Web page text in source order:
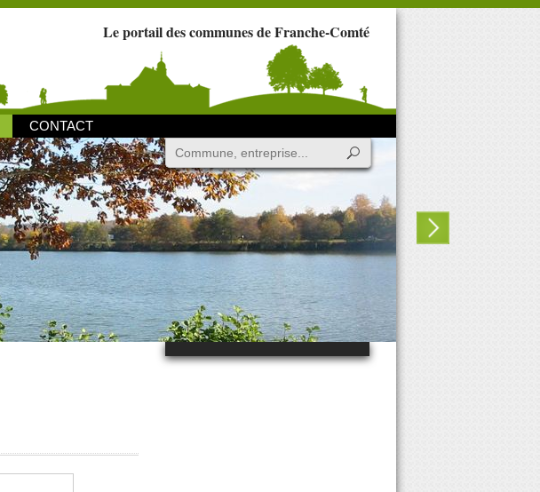
Le portail des communes de Franche-Comté
CONTACT